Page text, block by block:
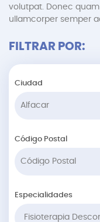
volutpat. Donec
ullamcorper semper
FILTRAR POR:
Ciudad
Código Postal
Especialidades
Fisioterapia